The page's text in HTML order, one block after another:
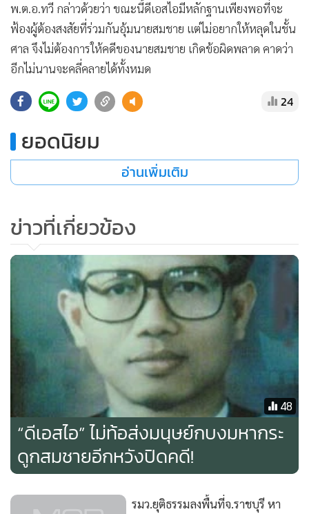
• วิทยาศาสตร์
• SMEs
• หุ้น
• อินโดจีน
• กองทุนรวม
Factcheck
• ญี่ปุ่น
• News1
พ.ต.อ.ทวี กล่าวด้วยว่า ขณะนี้ดีเอสไอมีหลักฐานเพียงพอที่จะ
ฟ้องผู้ต้องสงสัยที่ร่วมกันอุ้มนายสมชาย แต่ไม่อยากให้หลุดในชั้น
ศาล จึงไม่ต้องการให้คดีของนายสมชาย เกิดข้อผิดพลาด คาดว่า
อีกไม่นานจะคลี่คลายได้ทั้งหมด
24
ยอดนิยม
อ่านเพิ่มเติม
ข่าวที่เกี่ยวข้อง
48
“ดีเอสไอ” ไม่ท้อส่งมนุษย์กบงมหากระ
ดูกสมชายอีกหวังปิดคดี!
รมว.ยุติธรรมลงพื้นที่จ.ราชบุรี หา